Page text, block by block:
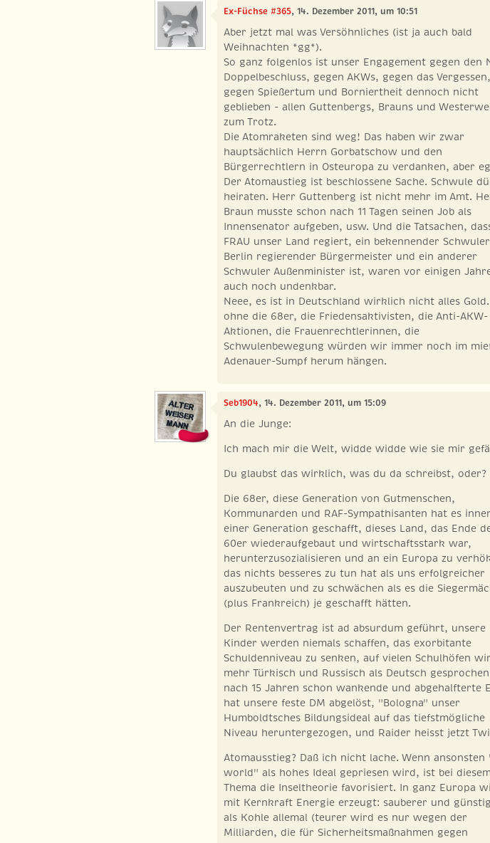
Ex-Füchse #365, 14. Dezember 2011, um 10:51
Aber jetzt mal was Versöhnliches (ist ja auch bald
Weihnachten *gg*).
So ganz folgenlos ist unser Engagement gegen den
Doppelbeschluss, gegen AKWs, gegen das Vergessen,
gegen Spießertum und Borniertheit dennoch nicht
geblieben - allen Guttenbergs, Brauns und
zum Trotz.
Die Atomraketen sind weg! Das haben wir zwar
hauptsächlich Herrn Gorbatschow und den
Bürgerrechtlern in Osteuropa zu verdanken, aber
Der Atomaustieg ist beschlossene Sache. Schwule
heiraten. Herr Guttenberg ist nicht mehr im Amt.
Braun musste schon nach 11 Tagen seinen Job als
Innensenator aufgeben, usw. Und die Tatsachen,
FRAU unser Land regiert, ein bekennender
Berlin regierender Bürgermeister und ein anderer
Schwuler Außenminister ist, waren vor einigen
auch noch undenkbar.
Neee, es ist in Deutschland wirklich nicht alles Gold.
ohne die 68er, die Friedensaktivisten, die Anti-AKW-
Aktionen, die Frauenrechtlerinnen, die
Schwulenbewegung würden wir immer noch im
Adenauer-Sumpf herum hängen.
Seb1904, 14. Dezember 2011, um 15:09
An die Junge:
Ich mach mir die Welt, widde widde wie sie mir
Du glaubst das wirklich, was du da schreibst, oder?
Die 68er, diese Generation von Gutmenschen,
Kommunarden und RAF-Sympathisanten hat es
einer Generation geschafft, dieses Land, das Ende
60er wiederaufgebaut und wirtschaftsstark war,
herunterzusozialisieren und an ein Europa zu
das nichts besseres zu tun hat als uns erfolgreicher
auszubeuten und zu schwächen als es die
(plus Frankreich) je geschafft hätten.
Der Rentenvertrag ist ad absurdum geführt, unsere
Kinder werden niemals schaffen, das exorbitante
Schuldenniveau zu senken, auf vielen Schulhöfen
mehr Türkisch und Russisch als Deutsch
nach 15 Jahren schon wankende und abgehalfterte
hat unsere feste DM abgelöst, "Bologna" unser
Humboldtsches Bildungsideal auf das tiefstmögliche
Niveau heruntergezogen, und Raider heisst jetzt
Atomausstieg? Daß ich nicht lache. Wenn ansonsten
world" als hohes Ideal gepriesen wird, ist bei
Thema die Inseltheorie favorisiert. In ganz Europa
mit Kernkraft Energie erzeugt: sauberer und
als Kohle allemal (teurer wird es nur wegen der
Milliarden, die für Sicherheitsmaßnahmen gegen